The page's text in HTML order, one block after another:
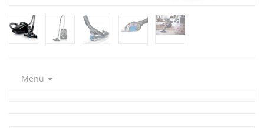
Menu